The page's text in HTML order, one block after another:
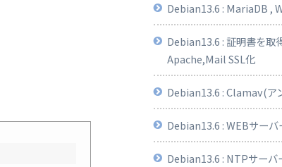
Debian13.6 : MariaDB ,
Debian13.6 : 証明書を
Apache,Mail SSL化
Debian13.6 : Clamav(ア
Debian13.6 : WEBサー
Debian13.6 : NTPサー